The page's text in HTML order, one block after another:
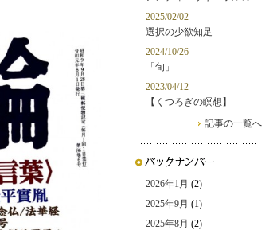
2025/02/02
選択の少欲知足
2024/10/26
「旬」
2023/04/12
【くつろぎの瞑想】
記事の一覧へ
2026年1月 (2)
2025年9月 (1)
2025年8月 (2)